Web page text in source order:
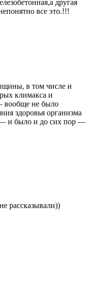
другая
все это.!!!
в том числе и
климакса и
вообще не было
здоровья организма
— и было и до сих пор —
рассказывали))